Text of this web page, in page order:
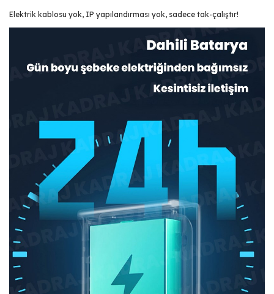
Elektrik kablosu yok, IP yapılandırması yok, sadece tak-çalıştır!